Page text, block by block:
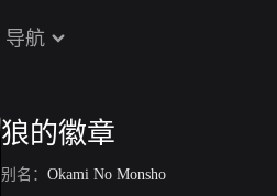
导航
狼的徽章
别名： Okami No Monsho